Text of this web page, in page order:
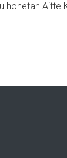
honetan Aitte